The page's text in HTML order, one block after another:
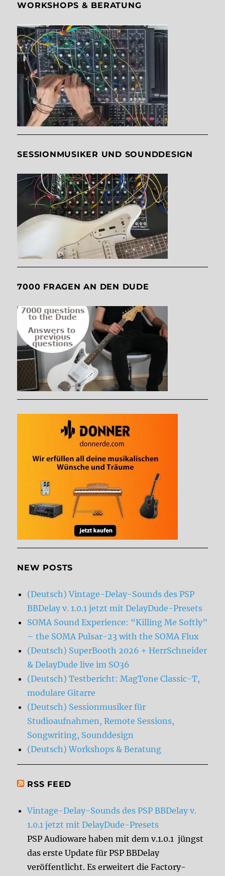
WORKSHOPS & BERATUNG
SESSIONMUSIKER UND SOUNDDESIGN
7000 FRAGEN AN DEN DUDE
NEW POSTS
(Deutsch) Vintage-Delay-Sounds des PSP
BBDelay v. 1.0.1 jetzt mit DelayDude-Presets
SOMA Sound Experience: “Killing Me Softly”
– the SOMA Pulsar-23 with the SOMA Flux
(Deutsch) SuperBooth 2026 + HerrSchneider
& DelayDude live im SO36
(Deutsch) Testbericht: MagTone Classic-T,
modulare Gitarre
(Deutsch) Sessionmusiker für
Studioaufnahmen, Remote Sessions,
Songwriting, Sounddesign
(Deutsch) Workshops & Beratung
RSS FEED
Vintage-Delay-Sounds des PSP BBDelay v.
1.0.1 jetzt mit DelayDude-Presets
PSP Audioware haben mit dem v.1.0.1 jüngst
das erste Update für PSP BBDelay
veröffentlicht. Es erweitert die Factory-